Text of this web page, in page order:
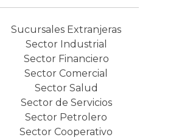
Sucursales Extranjeras
Sector Industrial
Sector Financiero
Sector Comercial
Sector Salud
Sector de Servicios
Sector Petrolero
Sector Cooperativo